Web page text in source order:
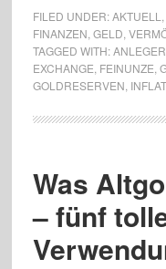
FILED UNDER:AKTUELL
FINANZEN GELD
TAGGED WITH:ANLEGER
EXCHANGE FEINUNZE
GOLDRESERVEN
Was
– fünf